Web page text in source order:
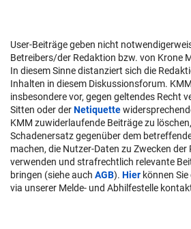
User-Beiträge geben nicht
Betreibers/der Redaktion bzw. von Krone
In diesem Sinne distanziert sich die
Inhalten in diesem Diskussionsforum.
insbesondere vor, gegen geltendes Recht
Sitten oder derNetiquette
KMM zuwiderlaufende Beiträge zu
Schadenersatz gegenüber dem
machen, die Nutzer-Daten zu Zwecken
verwenden und strafrechtlich relevante
bringen (siehe auch AGB). Hier können
via unserer Melde- und Abhilfestelle